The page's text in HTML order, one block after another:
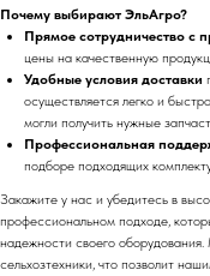
Почему выбирают ЭльАгро?
Прямое сотрудничество с
цены на качественную
Удобные условия доставки
осуществляется легко и
могли получить нужные
Профессиональная
подборе подходящих
Закажите у нас и убедитесь в
профессиональном подходе,
надежности своего
сельхозтехники, что позволит